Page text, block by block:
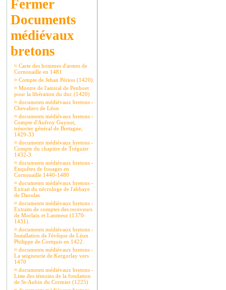
Documents
médiévaux
bretons
¤ Carte des hommes d'armes de
Cornouaille en 1481
¤ Compte de Jehan Périou (1420).
¤ Montre de l'amiral de Penhoet
pour la libération du duc (1420)
¤ documents médiévaux bretons -
Chevaliers de Léon
¤ documents médiévaux bretons -
Compte d'Aufroy Guynot,
trésorier général de Bretagne,
1429-33
¤ documents médiévaux bretons -
Compte du chapitre de Tréguier
1432-3.
¤ documents médiévaux bretons -
Enquêtes de fouages en
Cornouaille 1440-1480
¤ documents médiévaux bretons -
Extrait du nécrologe de l'abbaye
de Daoulas
¤ documents médiévaux bretons -
Extraits de comptes des receveurs
de Morlaix et Lanmeur (1370-
1431).
¤ documents médiévaux bretons -
Installation de l'évêque de Léon
Philippe de Coetquis en 1422.
¤ documents médiévaux bretons -
La seigneurie de Kergorlay vers
1470
¤ documents médiévaux bretons -
Liste des témoins de la fondation
de St-Aubin du Cormier (1225)